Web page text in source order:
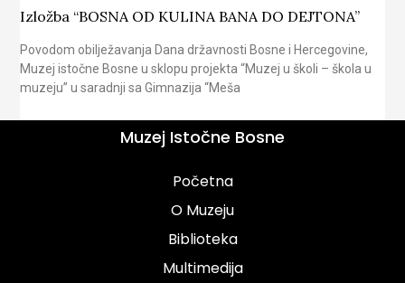
Izložba “BOSNA OD KULINA BANA DO DEJTONA”
Povodom obilježavanja Dana državnosti Bosne i Hercegovine,
Muzej istočne Bosne u sklopu projekta “Muzej u školi – škola u
muzeju” u saradnji sa Gimnazija “Meša
Muzej Istočne Bosne
Početna
O Muzeju
Biblioteka
Multimedija